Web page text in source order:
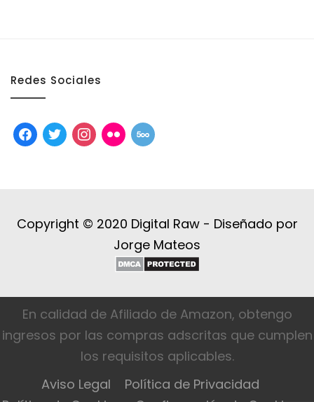
Redes Sociales
facebook
twitterinstagram
flickr 500px
Copyright © 2020 Digital Raw - Diseñado por
Jorge Mateos
En calidad de Afiliado de Amazon, obtengo
ingresos por las compras adscritas que cumplen
los requisitos aplicables.
Aviso Legal
Política de Privacidad